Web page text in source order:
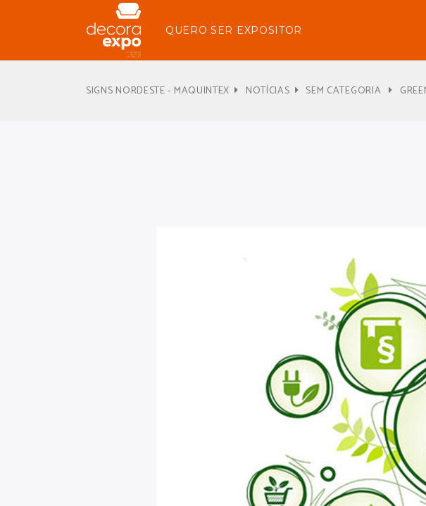
QUERO SER EXPOSITOR
SIGNS NORDESTE - MAQUINTEX NOTÍCIAS SEM CATEGORIA